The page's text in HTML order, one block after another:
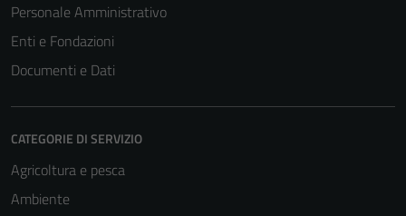
Personale Amministrativo
Enti e Fondazioni
Documenti e Dati
CATEGORIE DI SERVIZIO
Agricoltura e pesca
Ambiente